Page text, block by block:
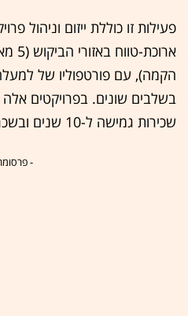
פעילות זו כוללת ייזום וניהול
בשלבים שונים. בפרויקטים
שכירות גמישה ל-10 שנים ובשכר דירה קבוע וצמוד למדד.
-